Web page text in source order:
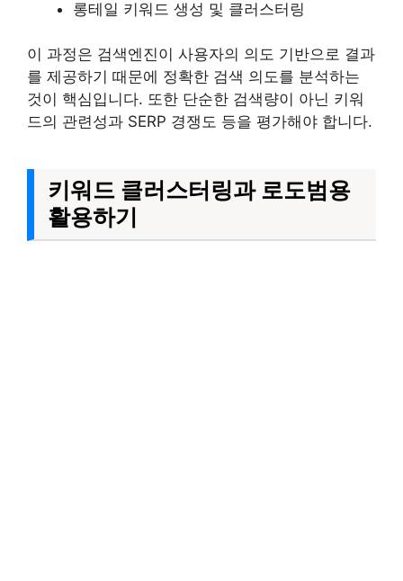
롱테일 키워드 생성 및 클러스터링
이 과정은 검색엔진이 사용자의 의도 기반으로 결과
를 제공하기 때문에 정확한 검색 의도를 분석하는
것이 핵심입니다. 또한 단순한 검색량이 아닌 키워
드의 관련성과 SERP 경쟁도 등을 평가해야 합니다.
키워드 클러스터링과 로도범용
활용하기